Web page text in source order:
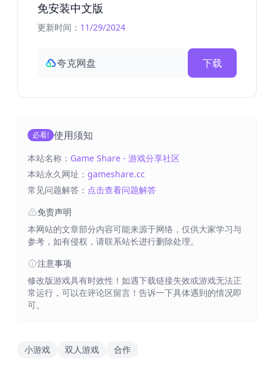
免安装中文版
更新时间： 11/29/2024
夸克网盘 下载
必看! 使用须知
本站名称： Game Share - 游戏分享社区
本站永久网址： gameshare.cc
常见问题解答： 点击查看问题解答
免责声明
本网站的文章部分内容可能来源于网络，仅供大家学习与
参考，如有侵权，请联系站长进行删除处理。
注意事项
修改版游戏具有时效性！如遇下载链接失效或游戏无法正
常运行，可以在评论区留言！告诉一下具体遇到的情况即
可。
小游戏 双人游戏 合作